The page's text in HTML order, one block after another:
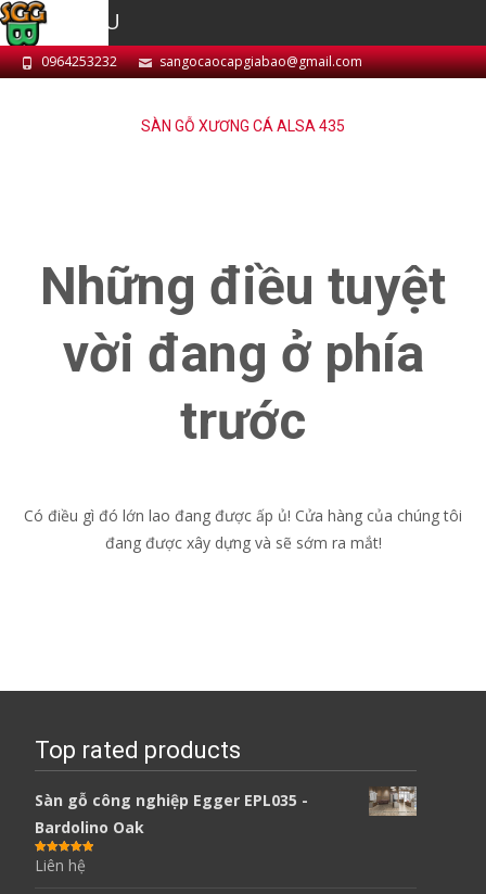
0964253232 sangocaocapgiabao@gmail.com
SÀN GỖ XƯƠNG CÁ ALSA 435
Những điều tuyệt
vời đang ở phía
trước
Có điều gì đó lớn lao đang được ấp ủ! Cửa hàng của chúng tôi
đang được xây dựng và sẽ sớm ra mắt!
Top rated products
Sàn gỗ công nghiệp Egger EPL035 -
Bardolino Oak
Được xếp
hạng 5.00 5
Liên hệ
MENU